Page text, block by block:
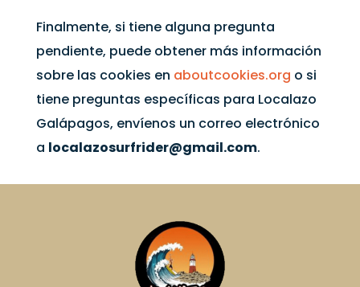
Finalmente, si tiene alguna pregunta
pendiente, puede obtener más información
sobre las cookies en aboutcookies.org o si
tiene preguntas específicas para Localazo
Galápagos, envíenos un correo electrónico
a localazosurfrider@gmail.com.